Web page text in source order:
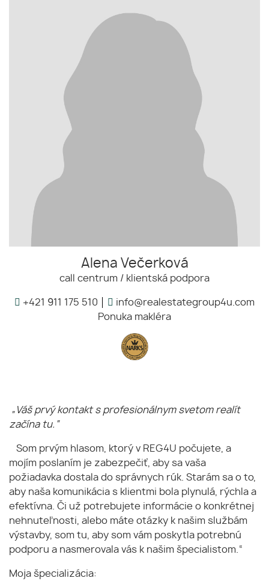
Alena Večerková
call centrum / klientská podpora
+421 911 175 510
info@realestategroup4u.com
Ponuka makléra
„Váš prvý kontakt s profesionálnym svetom realít
začína tu.“
Som prvým hlasom, ktorý v REG4U počujete, a
mojím poslaním je zabezpečiť, aby sa vaša
požiadavka dostala do správnych rúk. Starám sa o to,
aby naša komunikácia s klientmi bola plynulá, rýchla a
efektívna. Či už potrebujete informácie o konkrétnej
nehnuteľnosti, alebo máte otázky k našim službám
výstavby, som tu, aby som vám poskytla potrebnú
podporu a nasmerovala vás k našim špecialistom.“
Moja špecializácia: